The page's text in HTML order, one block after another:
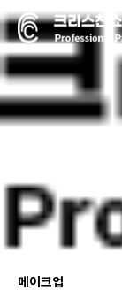
메이크업